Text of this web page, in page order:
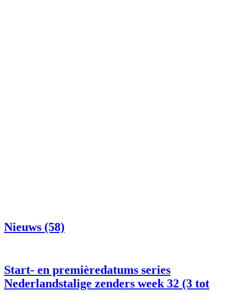
Nieuws (58)
Start- en premièredatums series
Nederlandstalige zenders week 32 (3 tot